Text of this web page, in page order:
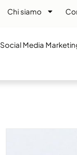
Chi siamo
Social Media